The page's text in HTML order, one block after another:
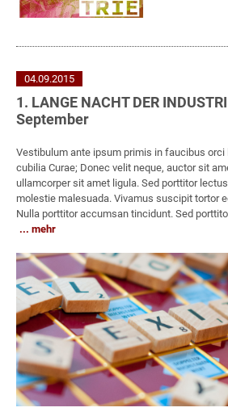
04.09.2015
1. LANGE NACHT DER
September
Vestibulum ante ipsum primis in faucibus
cubilia Curae; Donec velit neque, auctor sit
ullamcorper sit amet ligula. Sed porttitor
molestie malesuada. Vivamus suscipit tortor
Nulla porttitor accumsan tincidunt. Sed
mehr